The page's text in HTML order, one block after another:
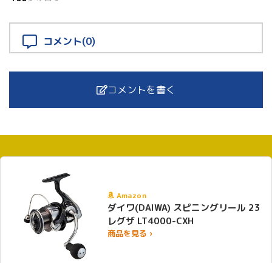
コメント(0)
コメントを書く
Amazon
ダイワ(DAIWA) スピニングリール 23
レグザ LT4000-CXH
商品を見る ›